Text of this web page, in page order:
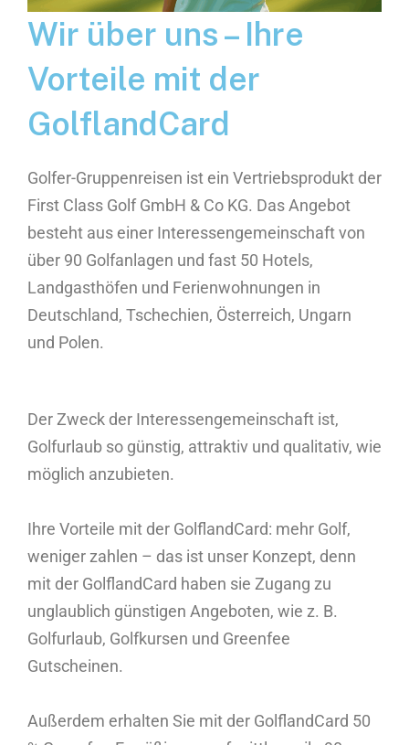
Wir über uns – Ihre
Vorteile mit der
GolflandCard
Golfer-Gruppenreisen ist ein Vertriebsprodukt der
First Class Golf GmbH & Co KG. Das Angebot
besteht aus einer Interessengemeinschaft von
über 90 Golfanlagen und fast 50 Hotels,
Landgasthöfen und Ferienwohnungen in
Deutschland, Tschechien, Österreich, Ungarn
und Polen.
Der Zweck der Interessengemeinschaft ist,
Golfurlaub so günstig, attraktiv und qualitativ, wie
möglich anzubieten.
Ihre Vorteile mit der GolflandCard: mehr Golf,
weniger zahlen – das ist unser Konzept, denn
mit der GolflandCard haben sie Zugang zu
unglaublich günstigen Angeboten, wie z. B.
Golfurlaub, Golfkursen und Greenfee
Gutscheinen.
Außerdem erhalten Sie mit der GolflandCard 50